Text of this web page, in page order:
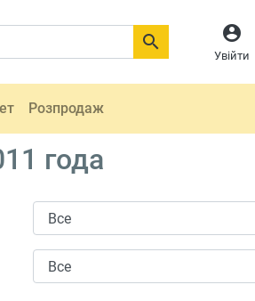

Увійти

Розпродаж
года